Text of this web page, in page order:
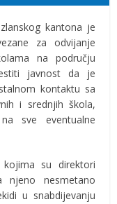
kantona je
za odvijanje
na području
javnost da je
kontaktu sa
i srednjih škola,
sve eventualne
su direktori
nesmetano
u snabdijevanju